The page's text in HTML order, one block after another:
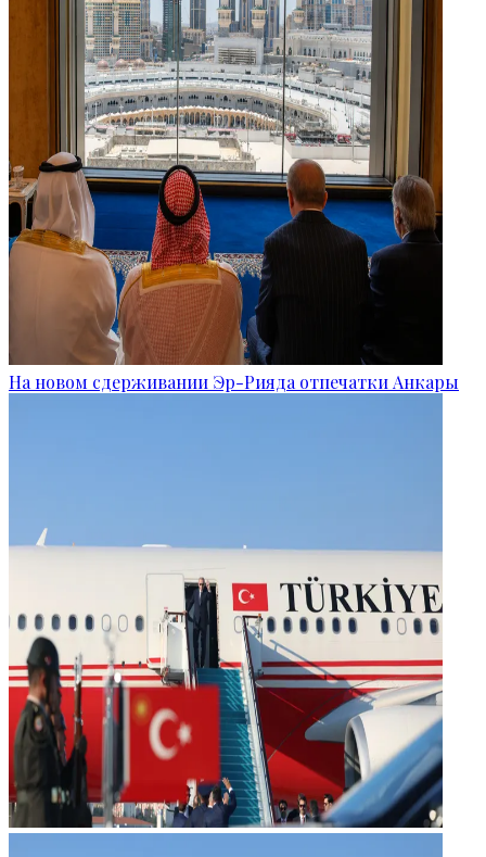
На новом сдерживании Эр-Рияда отпечатки Анкары